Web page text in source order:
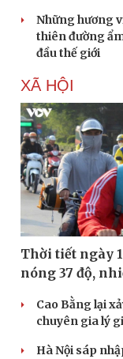
Những hương
thiên đường
đầu thế giới
XÃ HỘI
Thời tiết ngày
nóng 37 độ,
Cao Bằng lại
chuyên gia lý
Hà Nội sáp